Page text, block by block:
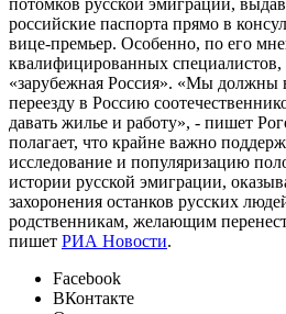
потомков русской эмиграции,
российские паспорта прямо в
вице-премьер. Особенно, по его
квалифицированных специалистов,
«зарубежная Россия». «Мы должны
переезду в Россию
давать жилье и работу», - пишет
полагает, что крайне важно
исследование и популяризацию
истории русской эмиграции,
захоронения останков русских
родственникам, желающим
пишет РИА Новости.
Facebook
ВКонтакте